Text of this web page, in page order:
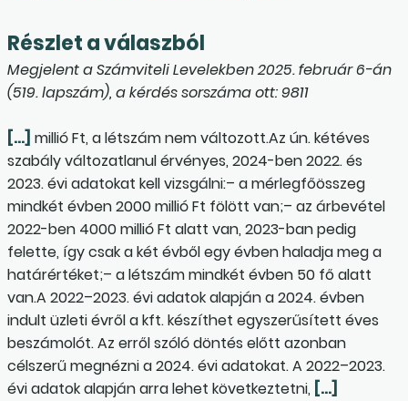
Részlet a válaszból
Megjelent a Számviteli Levelekben 2025. február 6-án
(519. lapszám), a kérdés sorszáma ott: 9811
[…] millió Ft, a létszám nem változott.Az ún. kétéves
szabály változatlanul érvényes, 2024-ben 2022. és
2023. évi adatokat kell vizsgálni:– a mérlegfőösszeg
mindkét évben 2000 millió Ft fölött van;– az árbevétel
2022-ben 4000 millió Ft alatt van, 2023-ban pedig
felette, így csak a két évből egy évben haladja meg a
határértéket;– a létszám mindkét évben 50 fő alatt
van.A 2022–2023. évi adatok alapján a 2024. évben
indult üzleti évről a kft. készíthet egyszerűsített éves
beszámolót. Az erről szóló döntés előtt azonban
célszerű megnézni a 2024. évi adatokat. A 2022–2023.
évi adatok alapján arra lehet következtetni, […]